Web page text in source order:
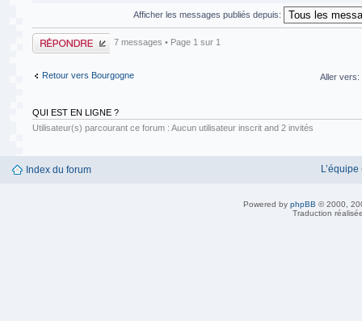
Afficher les messages publiés depuis:
Publier une
réponse
7 messages • Page 1 sur 1
Retour vers Bourgogne Aller vers:
QUI EST EN LIGNE ?
Utilisateur(s) parcourant ce forum : Aucun utilisateur inscrit and 2 invités
Index du forum L’équipe
Powered by phpBB © 2000,
Traduction